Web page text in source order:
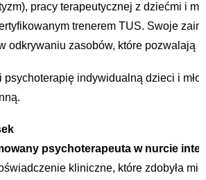
pracy terapeutycznej z dziećmi i
trenerem TUS. Swoje
odkrywaniu zasobów, które pozwalają
indywidualną dzieci i
psychoterapeuta w nurcie
kliniczne, które zdobyła